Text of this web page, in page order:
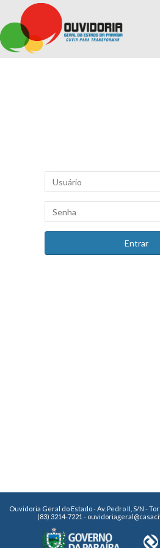
Entrar
Ouvidoria Geral do Estado - Av. Pedro II, S/N -
(83) 3214-7221 -